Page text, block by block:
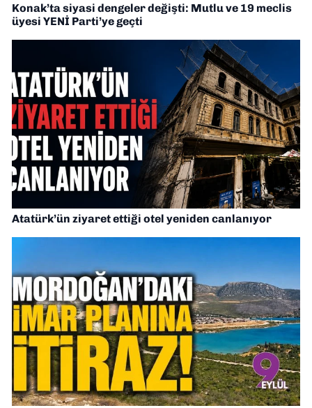
Konak’ta siyasi dengeler değişti: Mutlu ve 19 meclis
üyesi YENİ Parti’ye geçti
Atatürk’ün ziyaret ettiği otel yeniden canlanıyor